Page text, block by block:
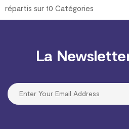
répartis sur 10 Catégories
La